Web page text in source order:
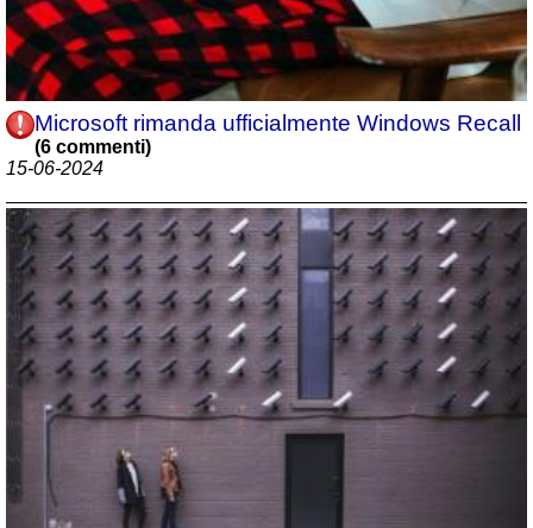
Microsoft rimanda ufficialmente Windows Recall
(6 commenti)
15-06-2024